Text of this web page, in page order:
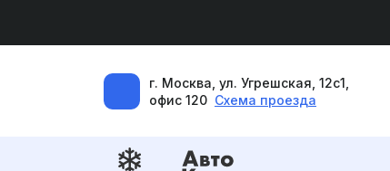
г. Москва, ул. Угрешская, 12с1,
офис 120 Схема проезда